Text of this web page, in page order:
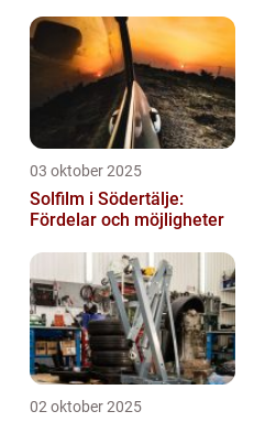
03 oktober 2025
Solfilm i Södertälje:
Fördelar och möjligheter
02 oktober 2025